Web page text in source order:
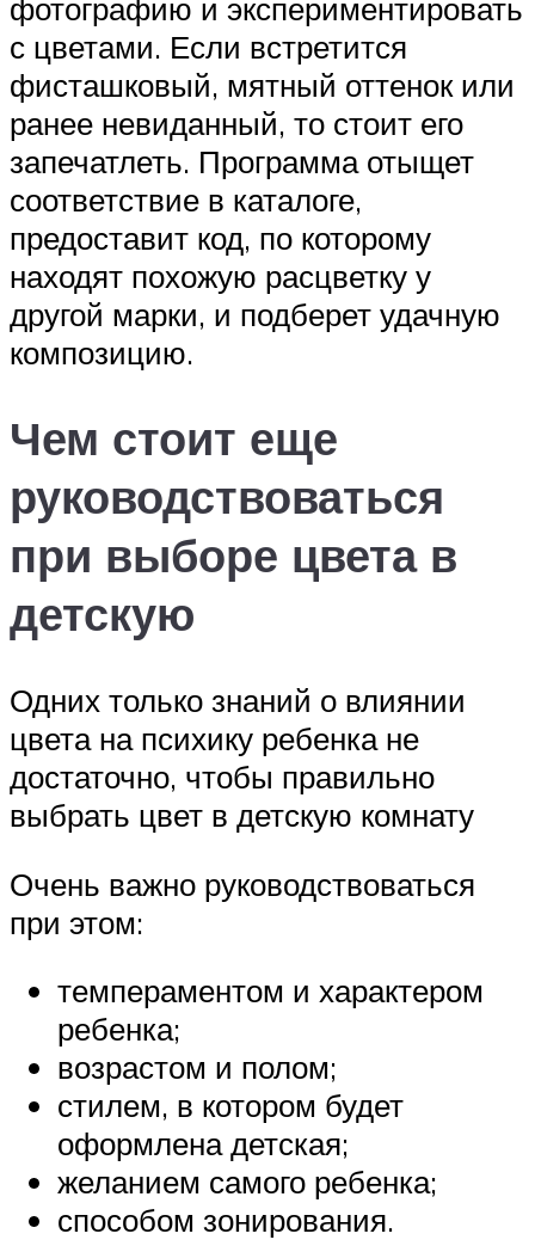
фотографию и экспериментировать
с цветами. Если встретится
фисташковый, мятный оттенок или
ранее невиданный, то стоит его
запечатлеть. Программа отыщет
соответствие в каталоге,
предоставит код, по которому
находят похожую расцветку у
другой марки, и подберет удачную
композицию.
Чем стоит еще
руководствоваться
при выборе цвета в
детскую
Одних только знаний о влиянии
цвета на психику ребенка не
достаточно, чтобы правильно
выбрать цвет в детскую комнату
Очень важно руководствоваться
при этом:
темпераментом и характером
ребенка;
возрастом и полом;
стилем, в котором будет
оформлена детская;
желанием самого ребенка;
способом зонирования.